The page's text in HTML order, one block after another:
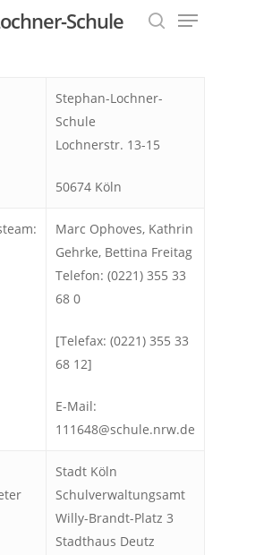
Schule Menu
Stephan-Lochner-
Schule
Lochnerstr. 13-15
50674 Köln
Marc Ophoves, Kathrin
Gehrke, Bettina Freitag
Telefon: (0221) 355 33
68 0
[Telefax: (0221) 355 33
68 12]
E-Mail:
111648@schule.nrw.de
Stadt Köln
Schulverwaltungsamt
Willy-Brandt-Platz 3
Stadthaus Deutz